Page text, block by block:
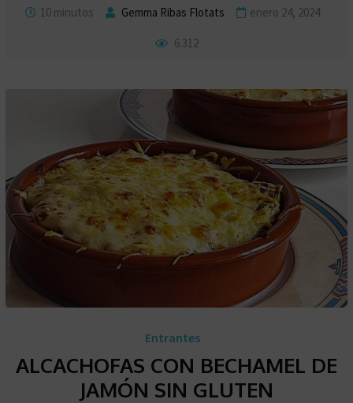
10 minutos Gemma Ribas Flotats enero 24, 2024
6.312
Entrantes
ALCACHOFAS CON BECHAMEL DE
JAMÓN SIN GLUTEN